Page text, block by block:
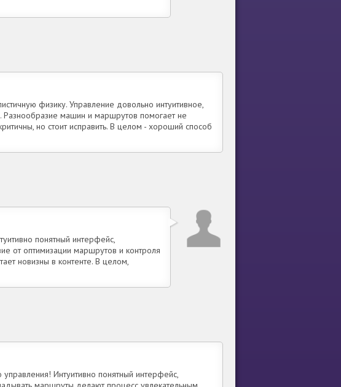
физику. Управление довольно интуитивное,
Разнообразие машин и маршрутов помогает не
но стоит исправить. В целом - хороший способ
понятный интерфейс,
от оптимизации маршрутов и контроля
новизны в контенте. В целом,
Интуитивно понятный интерфейс,